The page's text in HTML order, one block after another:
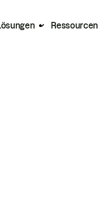
Lösungen Ressourcen